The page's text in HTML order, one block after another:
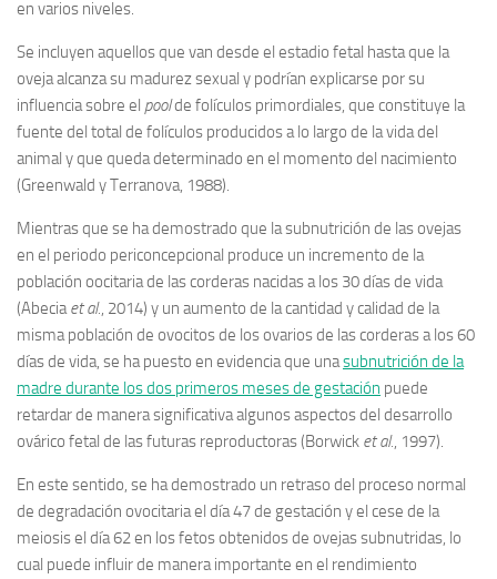
en varios niveles.
Se incluyen aquellos que van desde el estadio fetal hasta que la
oveja alcanza su madurez sexual y podrían explicarse por su
influencia sobre el poolde folículos primordiales, que constituye la
fuente del total de folículos producidos a lo largo de la vida del
animal y que queda determinado en el momento del nacimiento
(Greenwald y Terranova, 1988).
Mientras que se ha demostrado que la subnutrición de las ovejas
en el periodo periconcepcional produce un incremento de la
población oocitaria de las corderas nacidas a los 30 días de vida
(Abecia et al. , 2014) y un aumento de la cantidad y calidad de la
misma población de ovocitos de los ovarios de las corderas a los 60
días de vida, se ha puesto en evidencia que unasubnutrición de la
madre durante los dos primeros meses de gestación puede
retardar de manera significativa algunos aspectos del desarrollo
ovárico fetal de las futuras reproductoras (Borwick et al. , 1997).
En este sentido, se ha demostrado un retraso del proceso normal
de degradación ovocitaria el día 47 de gestación y el cese de la
meiosis el día 62 en los fetos obtenidos de ovejas subnutridas, lo
cual puede influir de manera importante en el rendimiento